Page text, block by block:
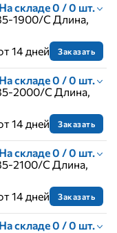
На складе 0 / 0 шт.
1900/C Длина,
14 дней Заказать
На складе 0 / 0 шт.
2000/C Длина,
14 дней Заказать
На складе 0 / 0 шт.
2100/C Длина,
14 дней Заказать
На складе 0 / 0 шт.